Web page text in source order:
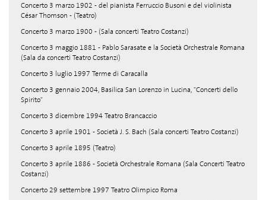
Concerto 3 marzo 1902 - del pianista Ferruccio Busoni e del violinista
César Thomson - (Teatro)
Concerto 3 marzo 1900 - (Sala concerti Teatro Costanzi)
Concerto 3 maggio 1881 - Pablo Sarasate e la Società Orchestrale Romana
(Sala da concerti Teatro Costanzi)
Concerto 3 luglio 1997 Terme di Caracalla
Concerto 3 gennaio 2004, Basilica San Lorenzo in Lucina, "Concerti dello
Spirito"
Concerto 3 dicembre 1994 Teatro Brancaccio
Concerto 3 aprile 1901 - Società J. S. Bach (Sala concerti Teatro Costanzi)
Concerto 3 aprile 1895 (Teatro)
Concerto 3 aprile 1886 - Società Orchestrale Romana (Sala Concerti Teatro
Costanzi)
Concerto 29 settembre 1997 Teatro Olimpico Roma